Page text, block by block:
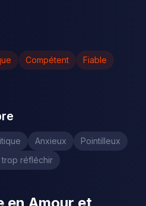
Compétent
Fiable
Anxieux
Pointilleux
trop réfléchir